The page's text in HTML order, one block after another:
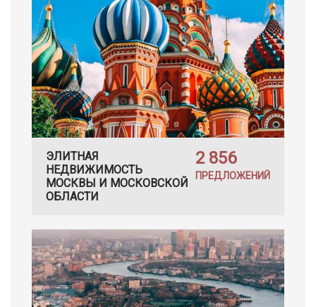
ЭЛИТНАЯ
НЕДВИЖИМОСТЬ
МОСКВЫ И МОСКОВСКОЙ
ОБЛАСТИ
2 856
ПРЕДЛОЖЕНИЙ